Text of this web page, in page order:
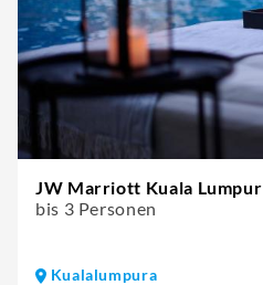
JW Marriott Kuala Lumpur
bis 3 Personen
Kualalumpura